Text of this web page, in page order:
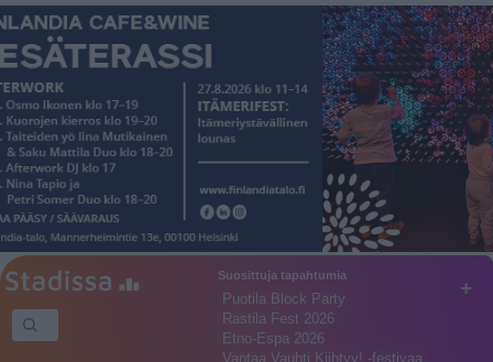
+
Suosittuja tapahtumia
Puotila Block Party
Rastila Fest 2026
Etno-Espa 2026
Vantaa Vauhti Kiihtyy! -festivaa…